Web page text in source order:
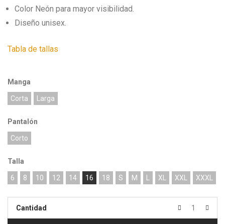
Color Neón para mayor visibilidad.
Diseño unisex.
Tabla de tallas
Manga
Corta Larga
Pantalón
Corto
Talla
6 8 10 12 14 16 18 S M XL XXL XXXL
Cantidad